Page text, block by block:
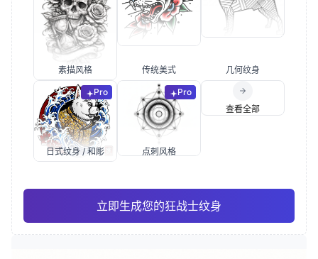
素描风格 传统美式 几何纹身
Pro
日式纹身 / 和彫
Pro
点刺风格
查看全部
立即生成您的狂战士纹身